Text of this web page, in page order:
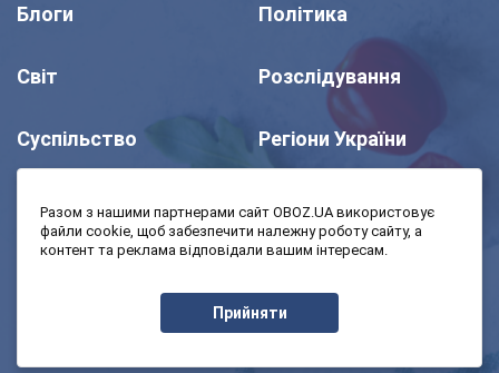
Блоги Політика
Світ Розслідування
Суспільство Регіони України
Моя школа
Економіка
Разом з нашими партнерами сайт OBOZ.UA використовує
файли cookie, щоб забезпечити належну роботу сайту, а
контент та реклама відповідали вашим інтересам.
Прийняти